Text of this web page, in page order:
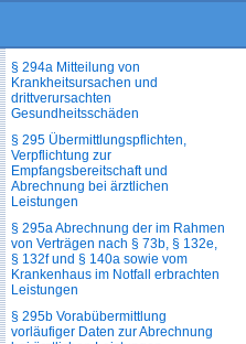
§ 294a Mitteilung von
Krankheitsursachen und
drittverursachten
Gesundheitsschäden
§ 295 Übermittlungspflichten,
Verpflichtung zur
Empfangsbereitschaft und
Abrechnung bei ärztlichen
Leistungen
§ 295a Abrechnung der im Rahmen
von Verträgen nach § 73b, § 132e,
§ 132f und § 140a sowie vom
Krankenhaus im Notfall erbrachten
Leistungen
§ 295b Vorabübermittlung
vorläufiger Daten zur Abrechnung